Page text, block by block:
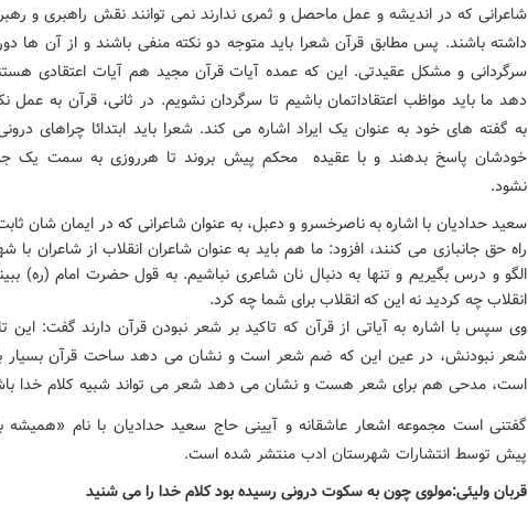
شاعرانی که در اندیشه و عمل ماحصل و ثمری ندارند نمی توانند نقش راهبری و
داشته باشند. پس مطابق قرآن شعرا باید متوجه دو نکته منفی باشند و از آن ها
سرگردانی و مشکل عقیدتی. این که عمده آیات قرآن مجید هم آیات اعتقادی
دهد ما باید مواظب اعتقاداتمان باشیم تا سرگردان نشویم. در ثانی، قرآن به عمل
به گفته های خود به عنوان یک ایراد اشاره می کند. شعرا باید ابتدائا چراهای
خودشان پاسخ بدهند و با عقیده محکم پیش بروند تا هرروزی به سمت یک
نشود.
سعید حدادیان با اشاره به ناصرخسرو و دعبل، به عنوان شاعرانی که در ایمان شان
راه حق جانبازی می کنند، افزود: ما هم باید به عنوان شاعران انقلاب از شاعران
الگو و درس بگیریم و تنها به دنبال نان شاعری نباشیم. به قول حضرت امام (ره)
انقلاب چه کردید نه این که انقلاب برای شما چه کرد.
وی سپس با اشاره به آیاتی از قرآن که تاکید بر شعر نبودن قرآن دارند گفت: این
شعر نبودنش، در عین این که ضم شعر است و نشان می دهد ساحت قرآن بسیار
است، مدحی هم برای شعر هست و نشان می دهد شعر می تواند شبیه کلام خدا
گفتنی است مجموعه اشعار عاشقانه و آیینی حاج سعید حدادیان با نام «همیشه
پیش توسط انتشارات شهرستان ادب منتشر شده است.
قربان ولیئی:مولوی چون به سکوت درونی رسیده بود کلام خدا را می شنید